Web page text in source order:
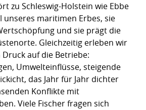
zu Schleswig-Holstein wie Ebbe
unseres maritimen Erbes, sie
und sie prägt die
Gleichzeitig erleben wir
auf die Betriebe:
Umwelteinflüsse, steigende
das Jahr für Jahr dichter
Konflikte mit
Viele Fischer fragen sich